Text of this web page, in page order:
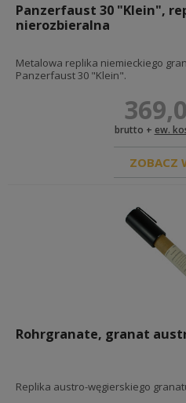
Panzerfaust 30 "Klein",
nierozbieralna
Metalowa replika niemieckiego
Panzerfaust 30 "Klein".
brutto + ew.
ZOBACZ
Rohrgranate, granat
Replika austro-węgierskiego